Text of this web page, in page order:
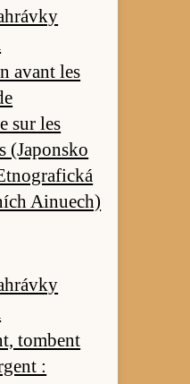
avant les
sur les
Ainuech)
tombent
: